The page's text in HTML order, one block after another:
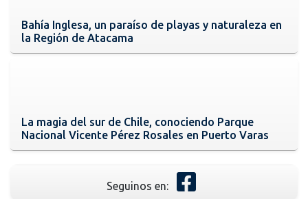
Bahía Inglesa, un paraíso de playas y naturaleza en
la Región de Atacama
La magia del sur de Chile, conociendo Parque
Nacional Vicente Pérez Rosales en Puerto Varas
Seguinos en: